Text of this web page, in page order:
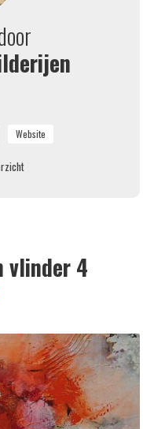
vlinder 4